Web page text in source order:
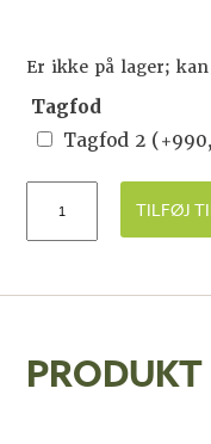
Er ikke på lager;
Tagfod
Tagfod 2 (+
TILFØJ
PRODUKT